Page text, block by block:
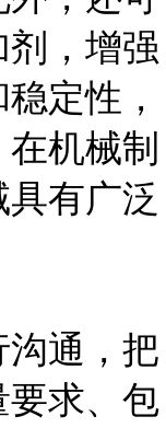
，增强
定性，
机械制
有广泛
通，把
要求、包